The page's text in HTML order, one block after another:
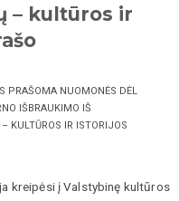
– kultūros ir
PRAŠOMA NUOMONĖS DĖL
IŠBRAUKIMO IŠ
KULTŪROS IR ISTORIJOS
kreipėsi į Valstybinę kultūros